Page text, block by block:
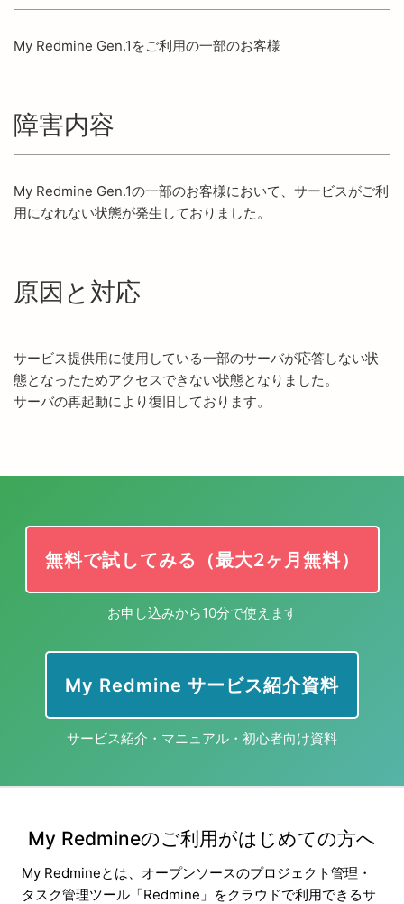
My Redmine Gen.1をご利用の一部のお客様
障害内容
My Redmine Gen.1の一部のお客様において、サービスがご利
用になれない状態が発生しておりました。
原因と対応
サービス提供用に使用している一部のサーバが応答しない状
態となったためアクセスできない状態となりました。
サーバの再起動により復旧しております。
無料で試してみる（最大2ヶ月無料）
お申し込みから10分で使えます
My Redmine サービス紹介資料
サービス紹介・マニュアル・初心者向け資料
My Redmineのご利用がはじめての方へ
My Redmineとは、オープンソースのプロジェクト管理・
タスク管理ツール「Redmine」をクラウドで利用できるサ